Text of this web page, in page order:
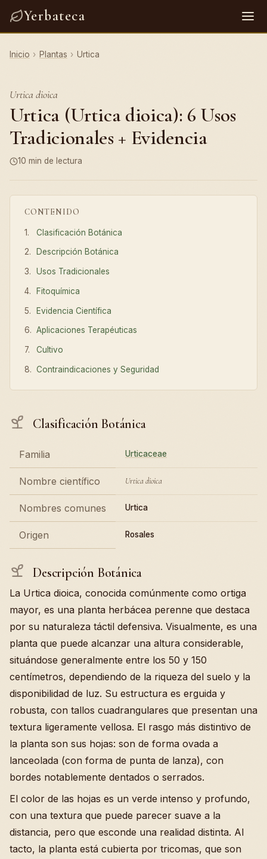
Yerbateca
Inicio › Plantas › Urtica
Urtica dioica
Urtica (Urtica dioica): 6 Usos
Tradicionales + Evidencia
10 min de lectura
CONTENIDO
Clasificación Botánica
Descripción Botánica
Usos Tradicionales
Fitoquímica
Evidencia Científica
Aplicaciones Terapéuticas
Cultivo
Contraindicaciones y Seguridad
Clasificación Botánica
Familia Urticaceae
Nombre científico Urtica dioica
Nombres comunes Urtica
Origen Rosales
Descripción Botánica
La Urtica dioica, conocida comúnmente como ortiga
mayor, es una planta herbácea perenne que destaca
por su naturaleza táctil defensiva. Visualmente, es una
planta que puede alcanzar una altura considerable,
situándose generalmente entre los 50 y 150
centímetros, dependiendo de la riqueza del suelo y la
disponibilidad de luz. Su estructura es erguida y
robusta, con tallos cuadrangulares que presentan una
textura ligeramente vellosa. El rasgo más distintivo de
la planta son sus hojas: son de forma ovada a
lanceolada (con forma de punta de lanza), con
bordes notablemente dentados o serrados.
El color de las hojas es un verde intenso y profundo,
con una textura que puede parecer suave a la
distancia, pero que esconde una realidad distinta. Al
tacto, la planta está cubierta por tricomas, que son